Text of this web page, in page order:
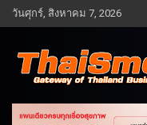
Skip
to
วันศุกร์, สิงหาคม 7, 2026
Thaismes